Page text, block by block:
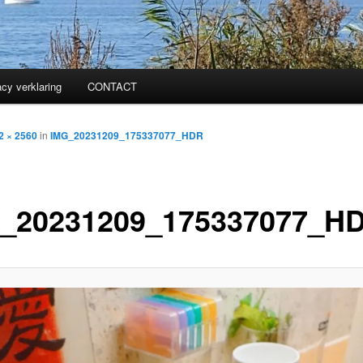
verklaring CONTACT
× 2560in IMG_20231209_175337077_HDR